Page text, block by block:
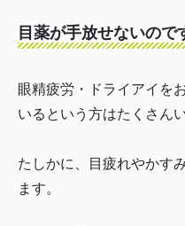
目薬が手放せないので
眼精疲労・ドライアイを
いるという方はたくさん
たしかに、目疲れやかす
ます。